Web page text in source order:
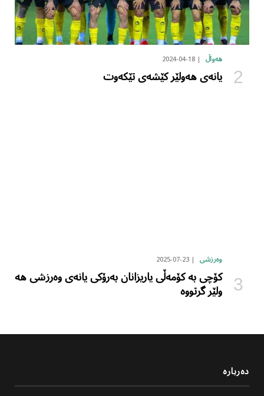
هەواڵ 2024-04-18
یانەی هەولێر کێشەی تێکەوت
وەرزشی 2025-07-23
کۆچی بە کۆمەڵی یاریزانان بەرۆکی یانەی وەرزشی هە
ولێر گرتووە
دەربارە